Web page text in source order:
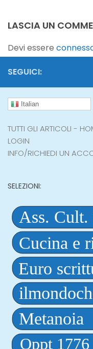
LASCIA UN
Devi essere
SEGUICI:
Italian
TUTTI GLI ARTICOLI -
LOGIN
INFO/RICHIEDI UN
SELEZIONI: